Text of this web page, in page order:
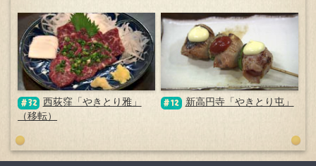
#32 西荻窪「やきとり雅」
（移転）
#12 新高円寺「やきとり屯」